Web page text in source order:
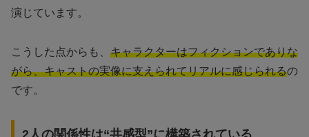
演じています。
こうした点からも、 キャラクターはフィクションでありな
がら、キャストの実像に支えられてリアルに感じられるの
です。